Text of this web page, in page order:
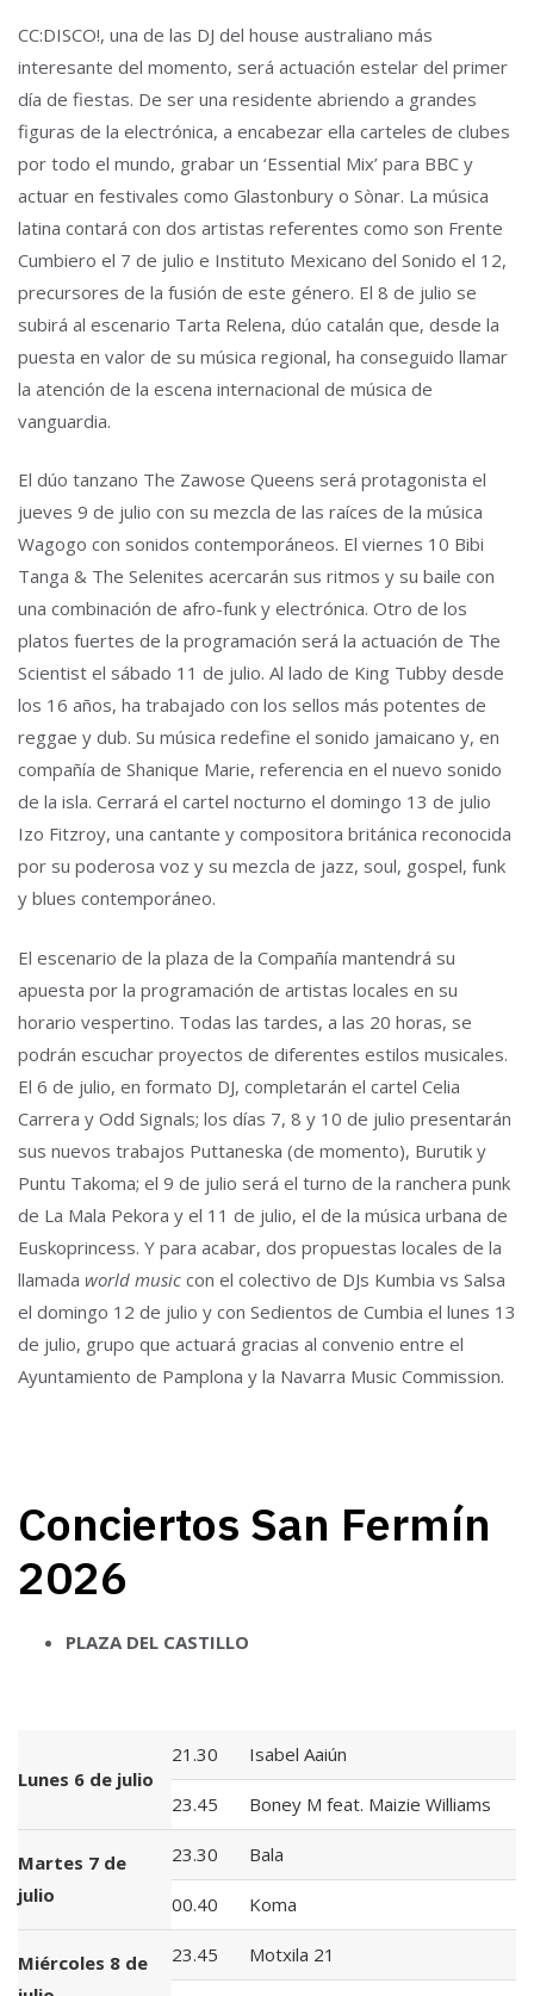
CC:DISCO!, una de las DJ del house australiano más
interesante del momento, será actuación estelar del primer
día de fiestas. De ser una residente abriendo a grandes
figuras de la electrónica, a encabezar ella carteles de clubes
por todo el mundo, grabar un ‘Essential Mix’ para BBC y
actuar en festivales como Glastonbury o Sònar. La música
latina contará con dos artistas referentes como son Frente
Cumbiero el 7 de julio e Instituto Mexicano del Sonido el 12,
precursores de la fusión de este género. El 8 de julio se
subirá al escenario Tarta Relena, dúo catalán que, desde la
puesta en valor de su música regional, ha conseguido llamar
la atención de la escena internacional de música de
vanguardia.
El dúo tanzano The Zawose Queens será protagonista el
jueves 9 de julio con su mezcla de las raíces de la música
Wagogo con sonidos contemporáneos. El viernes 10 Bibi
Tanga & The Selenites acercarán sus ritmos y su baile con
una combinación de afro-funk y electrónica. Otro de los
platos fuertes de la programación será la actuación de The
Scientist el sábado 11 de julio. Al lado de King Tubby desde
los 16 años, ha trabajado con los sellos más potentes de
reggae y dub. Su música redefine el sonido jamaicano y, en
compañía de Shanique Marie, referencia en el nuevo sonido
de la isla. Cerrará el cartel nocturno el domingo 13 de julio
Izo Fitzroy, una cantante y compositora británica reconocida
por su poderosa voz y su mezcla de jazz, soul, gospel, funk
y blues contemporáneo.
El escenario de la plaza de la Compañía mantendrá su
apuesta por la programación de artistas locales en su
horario vespertino. Todas las tardes, a las 20 horas, se
podrán escuchar proyectos de diferentes estilos musicales.
El 6 de julio, en formato DJ, completarán el cartel Celia
Carrera y Odd Signals; los días 7, 8 y 10 de julio presentarán
sus nuevos trabajos Puttaneska (de momento), Burutik y
Puntu Takoma; el 9 de julio será el turno de la ranchera punk
de La Mala Pekora y el 11 de julio, el de la música urbana de
Euskoprincess. Y para acabar, dos propuestas locales de la
llamada world music con el colectivo de DJs Kumbia vs Salsa
el domingo 12 de julio y con Sedientos de Cumbia el lunes 13
de julio, grupo que actuará gracias al convenio entre el
Ayuntamiento de Pamplona y la Navarra Music Commission.
Conciertos San Fermín
2026
PLAZA DEL CASTILLO
Lunes 6 de julio
21.30 Isabel Aaiún
23.45 Boney M feat. Maizie Williams
Martes 7 de
julio
23.30 Bala
00.40 Koma
Miércoles 8 de
23.45 Motxila 21